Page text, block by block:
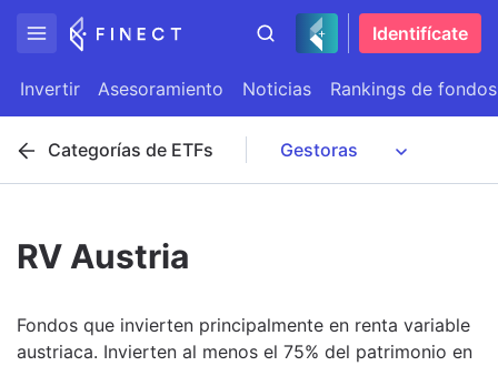
Identifícate
Invertir Asesoramiento Noticias Rankings de fondos
Categorías de ETFs
RV Austria
Fondos que invierten principalmente en renta variable
austriaca. Invierten al menos el 75% del patrimonio en